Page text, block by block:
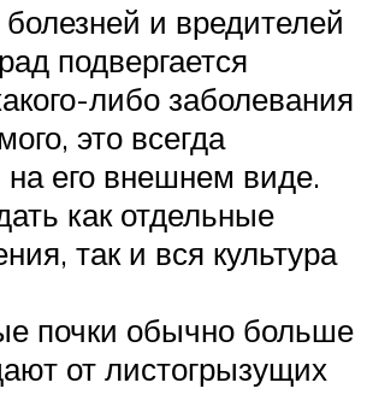
и вредителей
подвергается
либо заболевания
это всегда
на его внешнем виде.
как отдельные
так и вся культура
почки обычно больше
от листогрызущих